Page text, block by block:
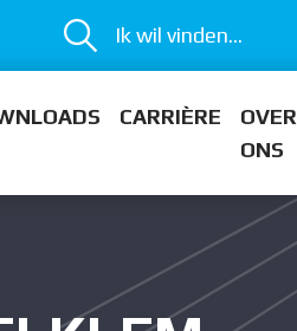
Ik wil vinden...
CARRIÈRE
OVER
ONS